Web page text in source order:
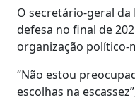
O secretário-geral da
defesa no final de
organização político-
“Não estou
escolhas na